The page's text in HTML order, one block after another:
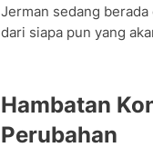
Jerman sedang
dari siapa pun yang
Hambatan
Perubahan